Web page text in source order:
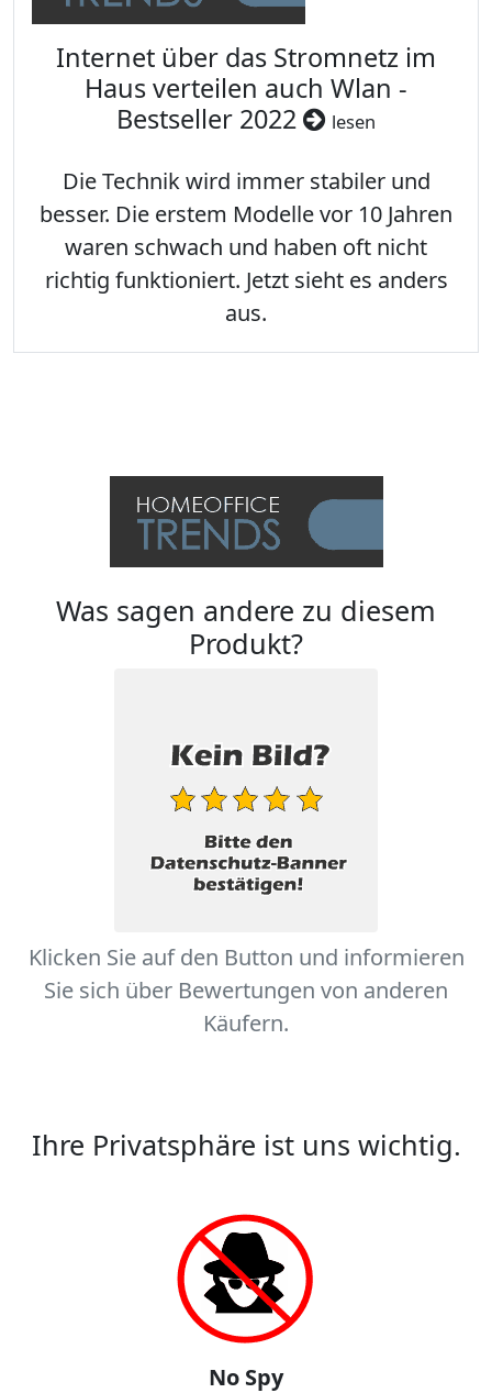
Internet über das Stromnetz im
Haus verteilen auch Wlan -
Bestseller 2022
lesen
Die Technik wird immer stabiler und
besser. Die erstem Modelle vor 10 Jahren
waren schwach und haben oft nicht
richtig funktioniert. Jetzt sieht es anders
aus.
Was sagen andere zu diesem
Produkt?
Klicken Sie auf den Button und informieren
Sie sich über Bewertungen von anderen
Käufern.
Ihre Privatsphäre ist uns wichtig.
No Spy